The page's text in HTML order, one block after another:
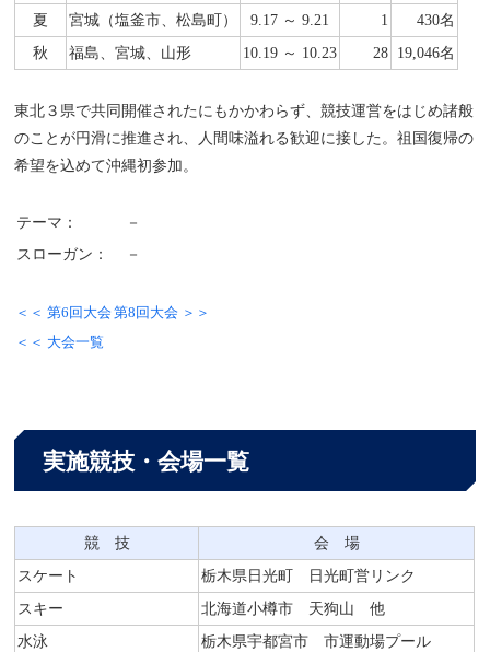
夏
宮城（塩釜市、松島町） 9.17 ～ 9.21 1
430名
秋
福島、宮城、山形 10.19 ～ 10.23 28 19,046名
東北３県で共同開催されたにもかかわらず、競技運営をはじめ諸般
のことが円滑に推進され、人間味溢れる歓迎に接した。祖国復帰の
希望を込めて沖縄初参加。
テーマ：
－
スローガン：
－
＜＜ 第6回大会 第8回大会 ＞＞
＜＜ 大会一覧
実施競技・会場一覧
競 技
会 場
スケート
栃木県日光町 日光町営リンク
スキー
北海道小樽市 天狗山 他
水泳
栃木県宇都宮市 市運動場プール